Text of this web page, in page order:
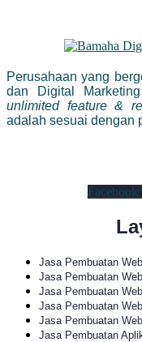
Perusahaan yang
dan Digital
unlimited feature &
adalah sesuai dengan
Facebook
Jasa Pembuatan
Jasa Pembuatan
Jasa Pembuatan
Jasa Pembuatan
Jasa Pembuatan
Jasa Pembuatan